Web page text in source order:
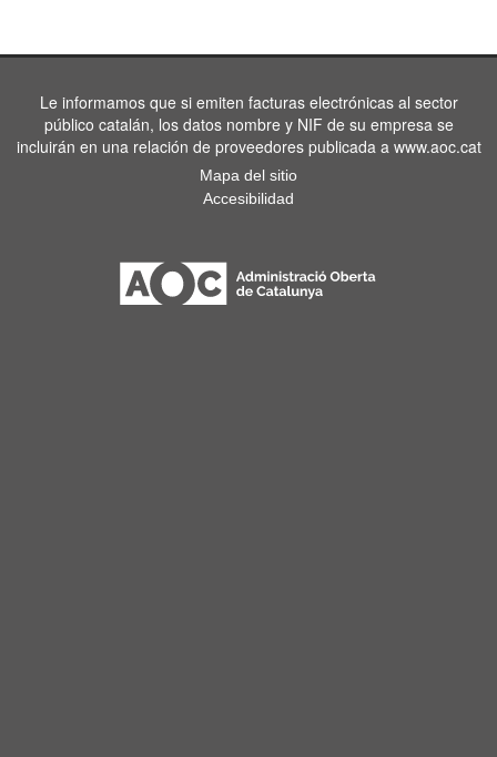
Le informamos que si emiten facturas electrónicas al sector
público catalán, los datos nombre y NIF de su empresa se
incluirán en una relación de proveedores publicada a www.aoc.cat
Mapa del sitio
Accesibilidad